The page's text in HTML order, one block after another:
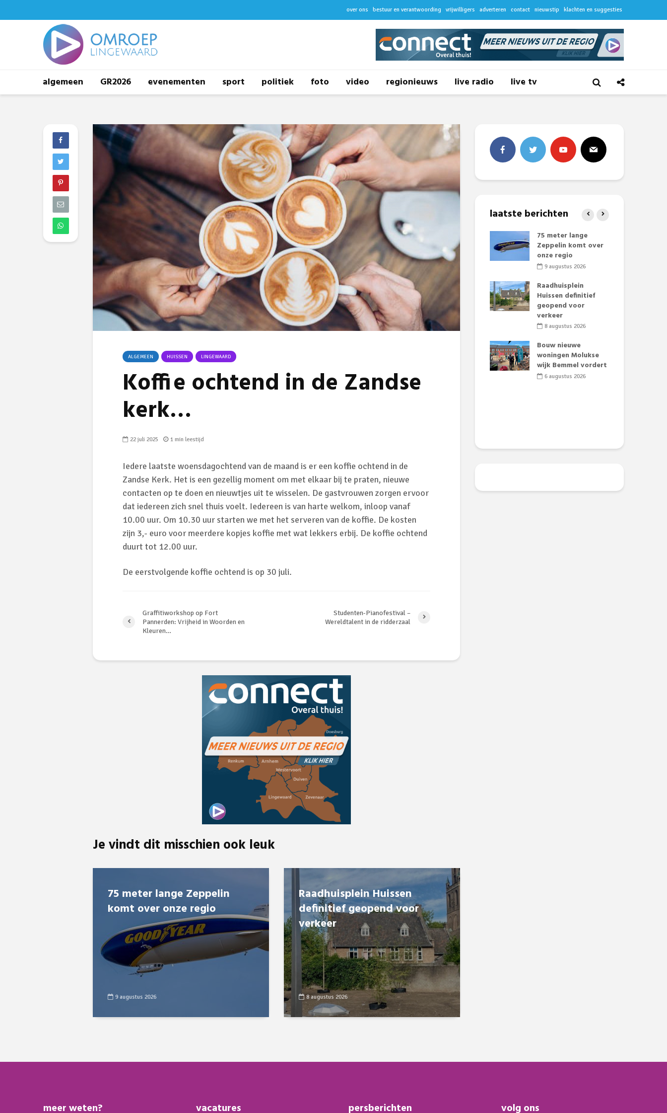
over ons bestuur en verantwoording vrijwilligers adverteren contact nieuwstip klachten en suggesties
algemeen GR2026 evenementen sport politiek foto video regionieuws live radio live tv
ALGEMEEN HUISSEN LINGEWAARD
Koffie ochtend in de Zandse
kerk…
22 juli 2025 1 min leestijd
Iedere laatste woensdagochtend van de maand is er een koffie ochtend in de
Zandse Kerk. Het is een gezellig moment om met elkaar bij te praten, nieuwe
contacten op te doen en nieuwtjes uit te wisselen. De gastvrouwen zorgen ervoor
dat iedereen zich snel thuis voelt. Iedereen is van harte welkom, inloop vanaf
10.00 uur. Om 10.30 uur starten we met het serveren van de koffie. De kosten
zijn 3,- euro voor meerdere kopjes koffie met wat lekkers erbij. De koffie ochtend
duurt tot 12.00 uur.
De eerstvolgende koffie ochtend is op 30 juli.
Graffitiworkshop op Fort
Pannerden: Vrijheid in Woorden en
Kleuren…
Studenten-Pianofestival –
Wereldtalent in de ridderzaal
Je vindt dit misschien ook leuk
75 meter lange Zeppelin
komt over onze regio
9 augustus 2026
Raadhuisplein Huissen
definitief geopend voor
verkeer
8 augustus 2026
laatste berichten
Van kerkbank naar
theaterstoel: hoe de
Donatuskerk in
Bemmel een nieuw
leven als
Theaterkerk kreeg.
1 augustus 2026
Groot project
Huissen opnieuw
Omgeving Deken
noodsituaties:
gemeente deelt
subsidies uit
Stormbaan zorgt
voor zomerse pret.
28 juli 2026
75 meter lange
Zeppelin komt over
onze regio
9 augustus 2026
Raadhuisplein
Huissen definitief
geopend voor
verkeer
8 augustus 2026
Bouw nieuwe
woningen Molukse
wijk Bemmel vordert
6 augustus 2026
meer weten? vacatures persberichten volg ons